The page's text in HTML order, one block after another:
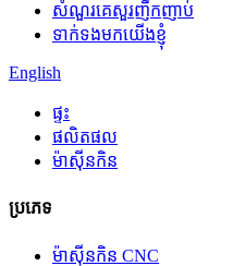
សំណួរគេសួរញឹកញាប់
ទាក់ទងមកយើងខ្ញុំ
English
ផ្ទះ
ផលិតផល
ម៉ាស៊ីនកិន
ប្រភេទ
ម៉ាស៊ីនកិន CNC